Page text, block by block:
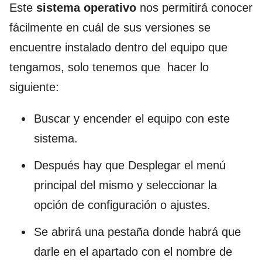
Este sistema operativo nos permitirá conocer
fácilmente en cuál de sus versiones se
encuentre instalado dentro del equipo que
tengamos, solo tenemos que hacer lo
siguiente:
Buscar y encender el equipo con este
sistema.
Después hay que Desplegar el menú
principal del mismo y seleccionar la
opción de configuración o ajustes.
Se abrirá una pestaña donde habrá que
darle en el apartado con el nombre de